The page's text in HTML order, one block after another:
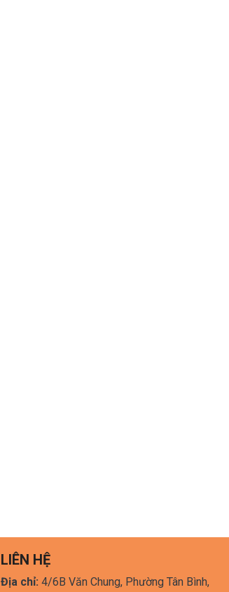
LIÊN HỆ
Địa chỉ: 4/6B Văn Chung, Phường Tân Bình,